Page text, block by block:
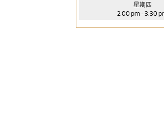
星期四
2:00 pm - 3:30